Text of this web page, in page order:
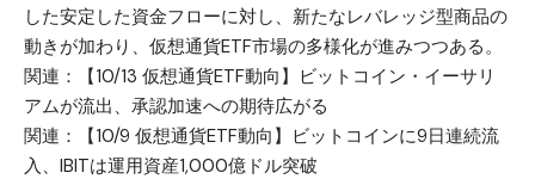
した安定した資金フローに対し、新たなレバレッジ型商品の
動きが加わり、仮想通貨ETF市場の多様化が進みつつある。
関連：
【10/13 仮想通貨ETF動向】ビットコイン・イーサリ
アムが流出、承認加速への期待広がる
関連：
【10/9 仮想通貨ETF動向】ビットコインに9日連続流
入、IBITは運用資産1,000億ドル突破